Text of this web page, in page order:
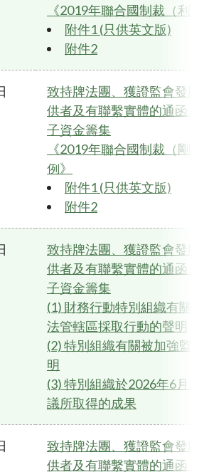
《2019年聯合國制裁（利
附件1 (只供英文版)
附件2
致持牌法團、獲證監會發牌
供者及有聯繫實體的通函 -
子資金籌集
《2019年聯合國制裁（剛
例》
附件1 (只供英文版)
附件2
致持牌法團、獲證監會發牌
供者及有聯繫實體的通函 -
子資金籌集
(1) 財務行動特別組織有關
法管轄區採取行動的聲明
(2) 特別組織有關被加強監
明
(3) 特別組織於2026年6月
議所取得的成果
致持牌法團、獲證監會發牌
供者及有聯繫實體的通函 -